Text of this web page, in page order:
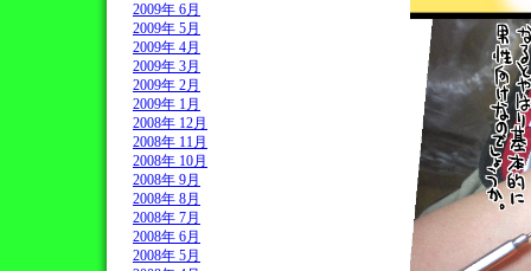
2009年 6月
2009年 5月
2009年 4月
2009年 3月
2009年 2月
2009年 1月
2008年 12月
2008年 11月
2008年 10月
2008年 9月
2008年 8月
2008年 7月
2008年 6月
2008年 5月